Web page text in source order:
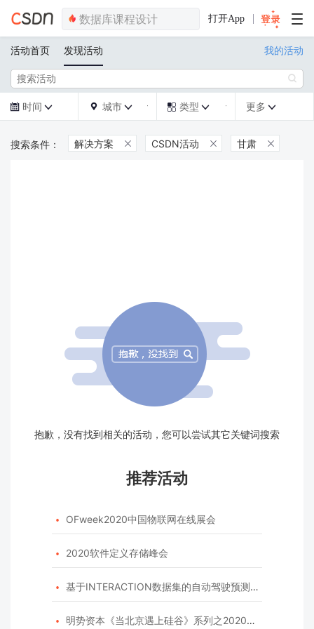
打开App
活动首页 发现活动 我的活动

 时间   城市   类型  更多 
解决方案  CSDN活动  甘肃 
抱歉，没有找到相关的活动，您可以尝试其它关键词搜索
推荐活动
 OFweek2020中国物联网在线展会
 2020软件定义存储峰会
 基于INTERACTION数据集的自动驾驶预测模型挑战赛
 明势资本《当北京遇上硅谷》系列之2020年度开源峰会